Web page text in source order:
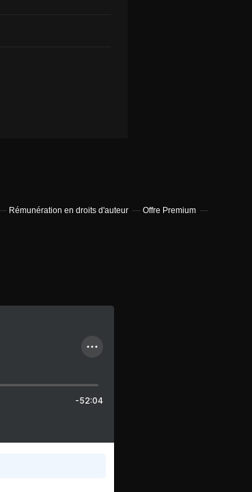
Rémunération en droits d'auteur
Offre Premium
-52:04